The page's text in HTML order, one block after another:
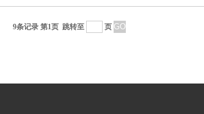
9条记录 第1页 跳转至 页